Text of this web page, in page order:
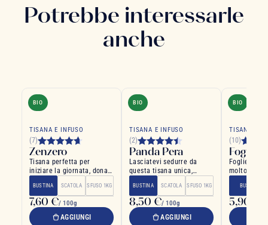
Potrebbe interessarle
anche
BIO
TISANA E INFUSO
(7)
Zenzero
Tisana perfetta per
iniziare la giornata, dona
BUSTINA SCATOLA SFUSO 1KG
7,60 €/ 100g
AGGIUNGI
BIO
TISANA E INFUSO
(2)
Panda Pera
Lasciatevi sedurre da
questa tisana unica,
BUSTINA SCATOLA SFUSO 1KG
8,50 €/ 100g
AGGIUNGI
BIO
TISANA E
(10)
Foglie
Foglie di
molto
BUSTINA
5,90 €